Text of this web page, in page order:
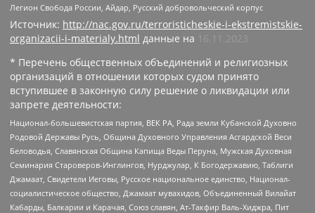
Легион Свобода России, Айдар, Русский добровольческий корпус
Источник: http://nac.gov.ru/terroristicheskie-i-ekstremistskie-
organizacii-i-materialy.html данные на
16.11.2023
* Перечень общественных объединений и религиозных
организаций в отношении которых судом принято
вступившее в законную силу решение о ликвидации или
запрете деятельности:
Национал-большевистская партия, ВЕК РА, Рада земли Кубанской Духовно
Родовой Державы Русь, Община Духовного Управления Асгардской Веси
Беловодья, Славянская Община Капища Веды Перуна, Мужская Духовная
Семинария Староверов-Инглингов, Нурджулар, К Богодержавию, Таблиги
Джамаат, Свидетели Иеговы, Русское национальное единство, Национал-
социалистическое общество, Джамаат мувахидов, Объединенный Вилайат
Кабарды, Балкарии и Карачая, Союз славян, Ат-Такфир Валь-Хиджра, Пит